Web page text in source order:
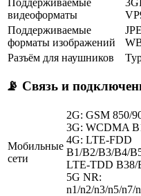
видеоформаты
Поддерживаемые
форматы изображений
Разъём для наушников
📡 Связь и
Мобильные
сети
2G: GSM 850/
3G: WCDMA
4G: LTE-FDD
B1/B2/B3/B4/
LTE-TDD B38/
5G NR:
n1/n2/n3/n5/n7/